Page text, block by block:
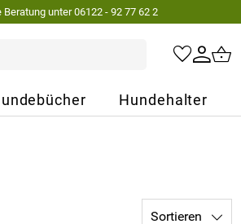
Beratung unter 06122 - 92 77 62 2
Hundehalter
Sortieren